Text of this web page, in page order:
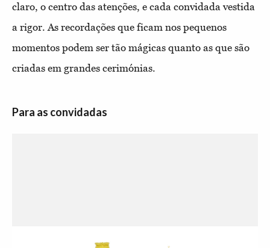
claro, o centro das atenções, e cada convidada vestida
a rigor. As recordações que ficam nos pequenos
momentos podem ser tão mágicas quanto as que são
criadas em grandes cerimónias.
Para as convidadas